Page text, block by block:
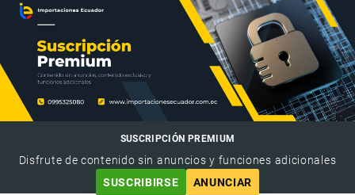
SUSCRIPCIÓN PREMIUM
Disfrute de contenido sin anuncios y funciones adicionales
SUSCRIBIRSE
ANUNCIAR